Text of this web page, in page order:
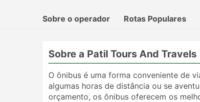
Sobre o operador
Rotas Populares
Sobre a Patil Tours And Travels
O ônibus é uma forma conveniente de
algumas horas de distância ou se
orçamento, os ônibus oferecem os